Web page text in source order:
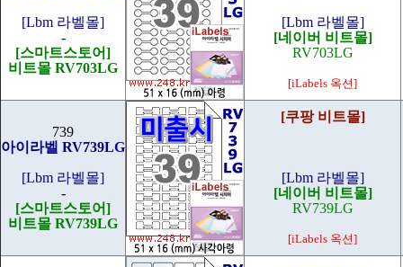
[Lbm 라벨몰]
-
[스마트스토어]
비트몰 RV703LG
[Lbm 라벨몰]
[네이버 비트몰]
RV703LG
[iLabels 옥션]
739
아이라벨 RV739LG
[Lbm 라벨몰]
-
[스마트스토어]
비트몰 RV739LG
[쿠팡 비트몰]
[Lbm 라벨몰]
[네이버 비트몰]
RV739LG
[iLabels 옥션]